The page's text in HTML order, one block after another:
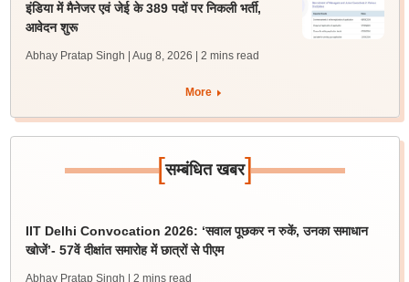
इंडिया में मैनेजर एवं जेई के 389 पदों पर निकली भर्ती,
आवेदन शुरू
Abhay Pratap Singh | Aug 8, 2026 | 2 mins read
More
[सम्बंधित खबर]
IIT Delhi Convocation 2026: ‘सवाल पूछकर न रुकें, उनका समाधान
खोजें’- 57वें दीक्षांत समारोह में छात्रों से पीएम
Abhay Pratap Singh | 2 mins read